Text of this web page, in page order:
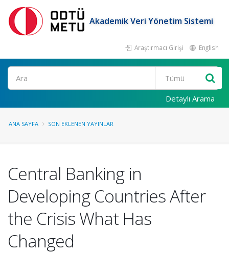
Akademik Veri Yönetim Sistemi
Araştırmacı Girişi English
Ara
Detaylı Arama
ANA SAYFA SON EKLENEN YAYINLAR
Central Banking in
Developing Countries After
the Crisis What Has
Changed